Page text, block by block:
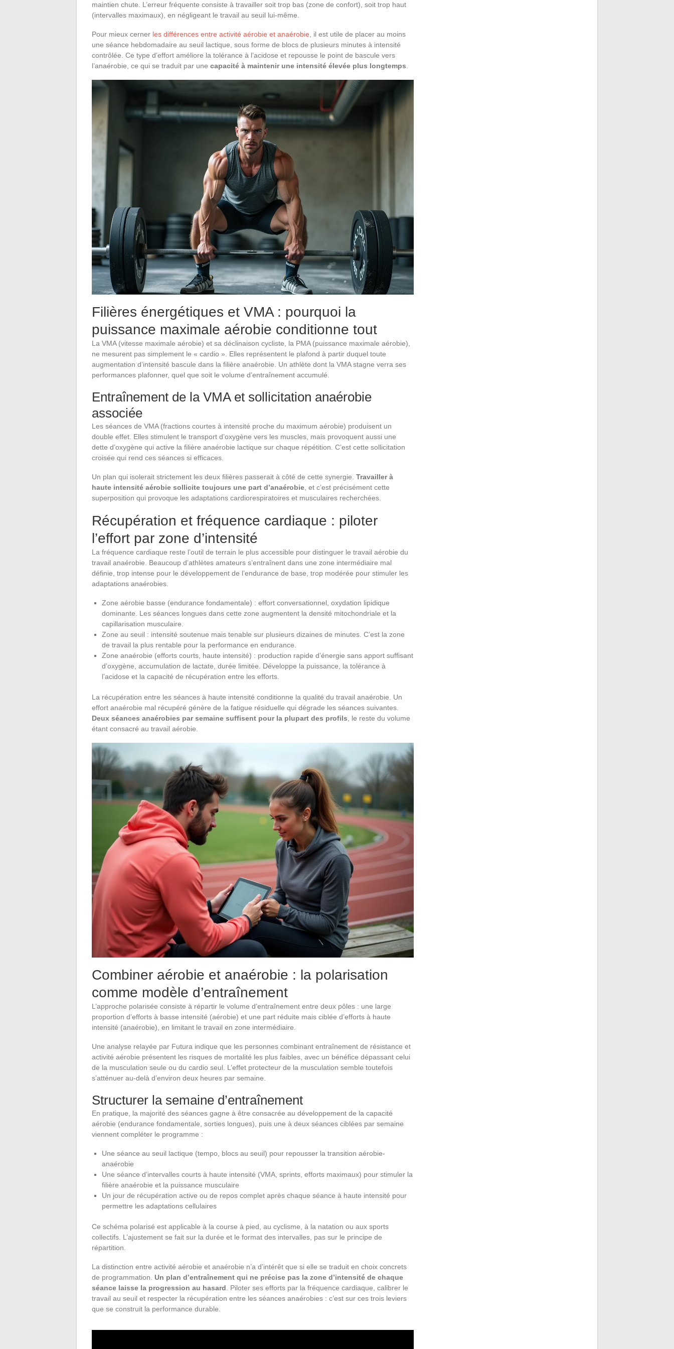
maintien chute. L’erreur fréquente consiste à travailler soit trop bas (zone de confort), soit trop haut
(intervalles maximaux), en négligeant le travail au seuil lui-même.
Pour mieux cerner les différences entre activité aérobie et anaérobie , il est utile de placer au moins
une séance hebdomadaire au seuil lactique, sous forme de blocs de plusieurs minutes à intensité
contrôlée. Ce type d’effort améliore la tolérance à l’acidose et repousse le point de bascule vers
l’anaérobie, ce qui se traduit par une capacité à maintenir une intensité élevée plus longtemps
Filières énergétiques et VMA : pourquoi la
puissance maximale aérobie conditionne tout
La VMA (vitesse maximale aérobie) et sa déclinaison cycliste, la PMA (puissance maximale aérobie),
ne mesurent pas simplement le « cardio ». Elles représentent le plafond à partir duquel toute
augmentation d’intensité bascule dans la filière anaérobie. Un athlète dont la VMA stagne verra ses
performances plafonner, quel que soit le volume d’entraînement accumulé.
Entraînement de la VMA et sollicitation anaérobie
associée
Les séances de VMA (fractions courtes à intensité proche du maximum aérobie) produisent un
double effet. Elles stimulent le transport d’oxygène vers les muscles, mais provoquent aussi une
dette d’oxygène qui active la filière anaérobie lactique sur chaque répétition. C’est cette sollicitation
croisée qui rend ces séances si efficaces.
Un plan qui isolerait strictement les deux filières passerait à côté de cette synergie. Travailler à
haute intensité aérobie sollicite toujours une part d’anaérobie , et c’est précisément cette
superposition qui provoque les adaptations cardiorespiratoires et musculaires recherchées.
Récupération et fréquence cardiaque : piloter
l’effort par zone d’intensité
La fréquence cardiaque reste l’outil de terrain le plus accessible pour distinguer le travail aérobie du
travail anaérobie. Beaucoup d’athlètes amateurs s’entraînent dans une zone intermédiaire mal
définie, trop intense pour le développement de l’endurance de base, trop modérée pour stimuler les
adaptations anaérobies.
Zone aérobie basse (endurance fondamentale) : effort conversationnel, oxydation lipidique
dominante. Les séances longues dans cette zone augmentent la densité mitochondriale et la
capillarisation musculaire.
Zone au seuil : intensité soutenue mais tenable sur plusieurs dizaines de minutes. C’est la zone
de travail la plus rentable pour la performance en endurance.
Zone anaérobie (efforts courts, haute intensité) : production rapide d’énergie sans apport suffisant
d’oxygène, accumulation de lactate, durée limitée. Développe la puissance, la tolérance à
l’acidose et la capacité de récupération entre les efforts.
La récupération entre les séances à haute intensité conditionne la qualité du travail anaérobie. Un
effort anaérobie mal récupéré génère de la fatigue résiduelle qui dégrade les séances suivantes.
Deux séances anaérobies par semaine suffisent pour la plupart des profils , le reste du volume
étant consacré au travail aérobie.
Combiner aérobie et anaérobie : la polarisation
comme modèle d’entraînement
L’approche polarisée consiste à répartir le volume d’entraînement entre deux pôles : une large
proportion d’efforts à basse intensité (aérobie) et une part réduite mais ciblée d’efforts à haute
intensité (anaérobie), en limitant le travail en zone intermédiaire.
Une analyse relayée par Futura indique que les personnes combinant entraînement de résistance et
activité aérobie présentent les risques de mortalité les plus faibles, avec un bénéfice dépassant celui
de la musculation seule ou du cardio seul. L’effet protecteur de la musculation semble toutefois
s’atténuer au-delà d’environ deux heures par semaine.
Structurer la semaine d’entraînement
En pratique, la majorité des séances gagne à être consacrée au développement de la capacité
aérobie (endurance fondamentale, sorties longues), puis une à deux séances ciblées par semaine
viennent compléter le programme :
Une séance au seuil lactique (tempo, blocs au seuil) pour repousser la transition aérobie-
anaérobie
Une séance d’intervalles courts à haute intensité (VMA, sprints, efforts maximaux) pour stimuler la
filière anaérobie et la puissance musculaire
Un jour de récupération active ou de repos complet après chaque séance à haute intensité pour
permettre les adaptations cellulaires
Ce schéma polarisé est applicable à la course à pied, au cyclisme, à la natation ou aux sports
collectifs. L’ajustement se fait sur la durée et le format des intervalles, pas sur le principe de
répartition.
La distinction entre activité aérobie et anaérobie n’a d’intérêt que si elle se traduit en choix concrets
de programmation. Un plan d’entraînement qui ne précise pas la zone d’intensité de chaque
séance laisse la progression au hasard . Piloter ses efforts par la fréquence cardiaque, calibrer le
travail au seuil et respecter la récupération entre les séances anaérobies : c’est sur ces trois leviers
que se construit la performance durable.